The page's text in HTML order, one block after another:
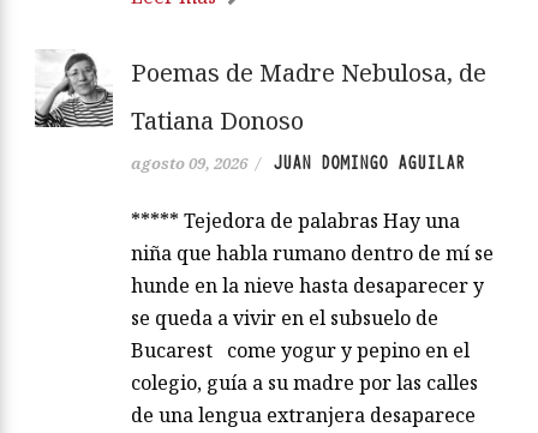
Poemas de Madre Nebulosa, de
Tatiana Donoso
agosto 09, 2026 / JUAN DOMINGO AGUILAR
***** Tejedora de palabras Hay una
niña que habla rumano dentro de mí se
hunde en la nieve hasta desaparecer y
se queda a vivir en el subsuelo de
Bucarest come yogur y pepino en el
colegio, guía a su madre por las calles
de una lengua extranjera desaparece